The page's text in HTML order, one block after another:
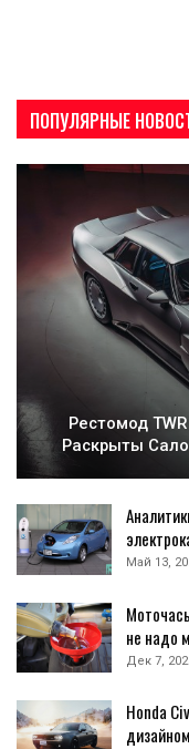
ПОПУЛЯРНЫЕ
Рестомод
Раскрыты
Май 13,
не надо
Дек 7,
Honda
дизайном